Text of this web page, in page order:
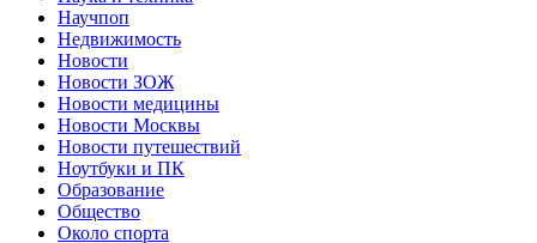
Научпоп
Недвижимость
Новости
Новости ЗОЖ
Новости медицины
Новости Москвы
Новости путешествий
Ноутбуки и ПК
Образование
Общество
Около спорта